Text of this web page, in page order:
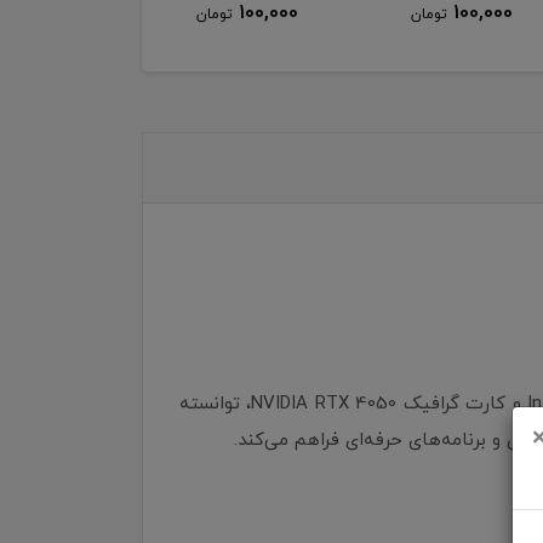
100,000 تومان 100,000 تومان
لپ‌تاپ MSI Cyborg 15 A13VEK یکی از مدل‌های میان‌رده و قدرتمند گیمینگ از MSI است که با پردازنده‌ی Intel Core i7 و کارت گرافیک NVIDIA RTX 4050، توانسته
و برنامه‌های حرفه‌ای فراهم می‌کند.